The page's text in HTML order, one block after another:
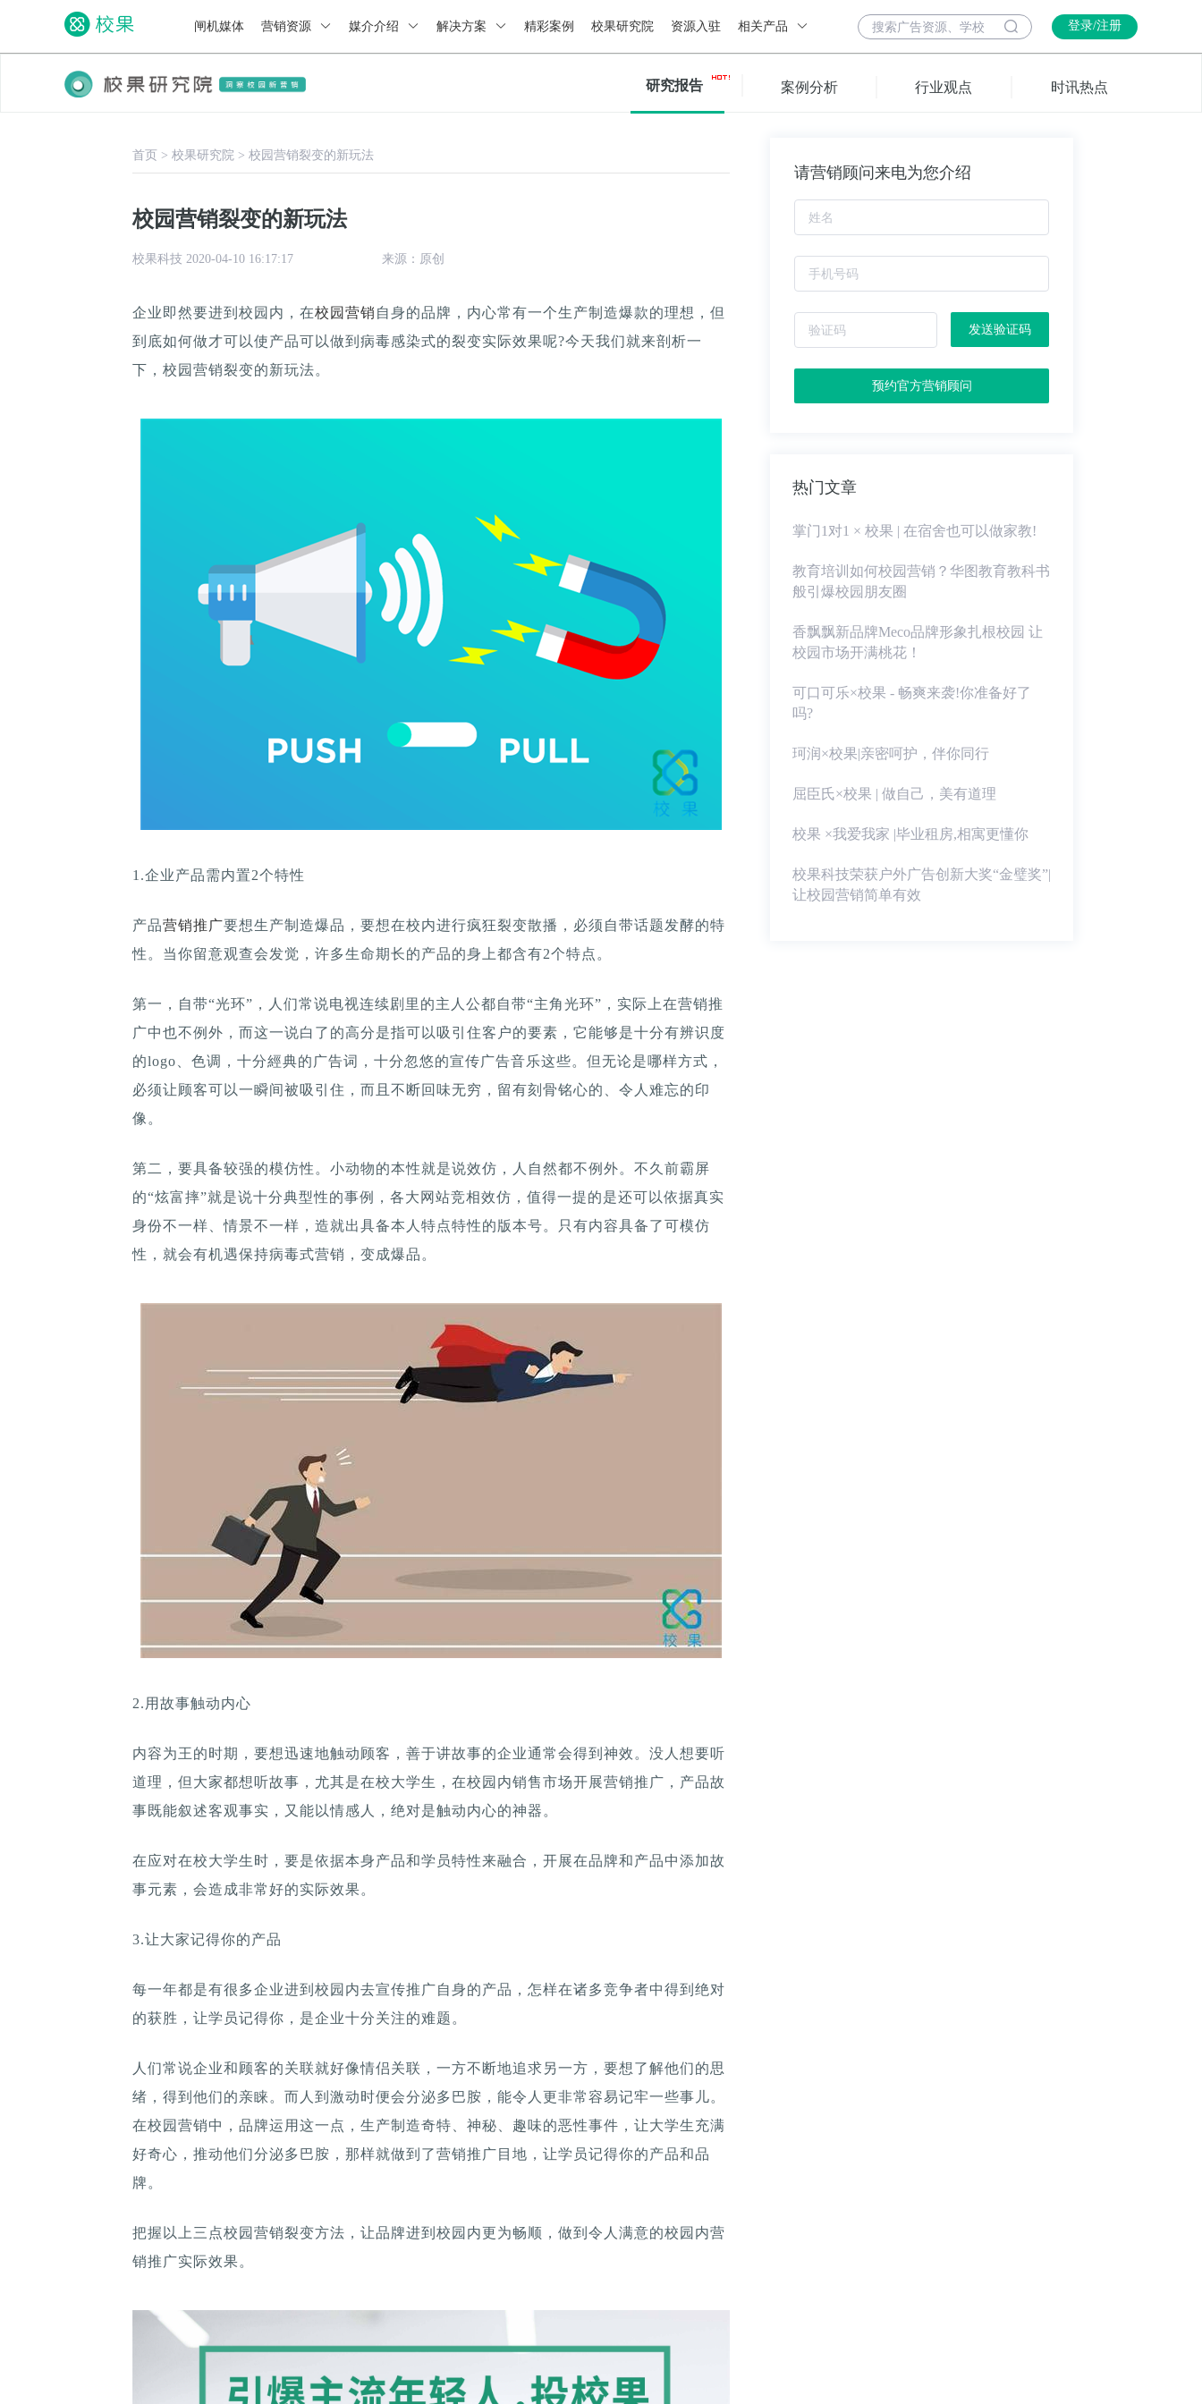
闸机媒体 营销资源 媒介介绍 解决方案 精彩案例 校果研究院 资源入驻 相关产品 登录/注册
研究报告 案例分析 行业观点 时讯热点
首页 > 校果研究院 > 校园营销裂变的新玩法
校园营销裂变的新玩法
校果科技 2020-04-10 16:17:17 来源：原创
企业即然要进到校园内，在校园营销 自身的品牌，内心常有一个生产制造爆款的理想，但
到底如何做才可以使产品可以做到病毒感染式的裂变实际效果呢?今天我们就来剖析一
下，校园营销裂变的新玩法。
1.企业产品需内置2个特性
产品营销推广要想生产制造爆品，要想在校内进行疯狂裂变散播，必须自带话题发酵的特
性。当你留意观查会发觉，许多生命期长的产品的身上都含有2个特点。
第一，自带“光环”，人们常说电视连续剧里的主人公都自带“主角光环”，实际上在营销推
广中也不例外，而这一说白了的高分是指可以吸引住客户的要素，它能够是十分有辨识度
的logo、色调，十分經典的广告词，十分忽悠的宣传广告音乐这些。但无论是哪样方式，
必须让顾客可以一瞬间被吸引住，而且不断回味无穷，留有刻骨铭心的、令人难忘的印
像。
第二，要具备较强的模仿性。小动物的本性就是说效仿，人自然都不例外。不久前霸屏
的“炫富摔”就是说十分典型性的事例，各大网站竞相效仿，值得一提的是还可以依据真实
身份不一样、情景不一样，造就出具备本人特点特性的版本号。只有内容具备了可模仿
性，就会有机遇保持病毒式营销，变成爆品。
2.用故事触动内心
内容为王的时期，要想迅速地触动顾客，善于讲故事的企业通常会得到神效。没人想要听
道理，但大家都想听故事，尤其是在校大学生，在校园内销售市场开展营销推广，产品故
事既能叙述客观事实，又能以情感人，绝对是触动内心的神器。
在应对在校大学生时，要是依据本身产品和学员特性来融合，开展在品牌和产品中添加故
事元素，会造成非常好的实际效果。
3.让大家记得你的产品
每一年都是有很多企业进到校园内去宣传推广自身的产品，怎样在诸多竞争者中得到绝对
的获胜，让学员记得你，是企业十分关注的难题。
人们常说企业和顾客的关联就好像情侣关联，一方不断地追求另一方，要想了解他们的思
绪，得到他们的亲睐。而人到激动时便会分泌多巴胺，能令人更非常容易记牢一些事儿。
在校园营销中，品牌运用这一点，生产制造奇特、神秘、趣味的恶性事件，让大学生充满
好奇心，推动他们分泌多巴胺，那样就做到了营销推广目地，让学员记得你的产品和品
牌。
把握以上三点校园营销裂变方法，让品牌进到校园内更为畅顺，做到令人满意的校园内营
销推广实际效果。
请营销顾问来电为您介绍
发送验证码
预约官方营销顾问
热门文章
掌门1对1 × 校果 | 在宿舍也可以做家教!
教育培训如何校园营销？华图教育教科书
般引爆校园朋友圈
香飘飘新品牌Meco品牌形象扎根校园 让
校园市场开满桃花！
可口可乐×校果 - 畅爽来袭!你准备好了
吗?
珂润×校果|亲密呵护，伴你同行
屈臣氏×校果 | 做自己，美有道理
校果 ×我爱我家 |毕业租房,相寓更懂你
校果科技荣获户外广告创新大奖“金璧奖”|
让校园营销简单有效